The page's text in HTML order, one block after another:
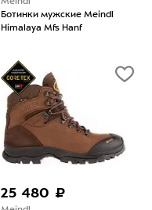
Meindl
Ботинки мужские Meindl
Himalaya Mfs Hanf
25 480 ₽